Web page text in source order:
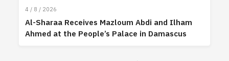
4 / 8 / 2026
Al-Sharaa Receives Mazloum Abdi and Ilham
Ahmed at the People’s Palace in Damascus